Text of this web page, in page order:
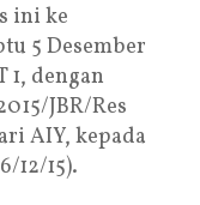
ini ke
5 Desember
1, dengan
JBR/Res
AIY, kepada
12/15).